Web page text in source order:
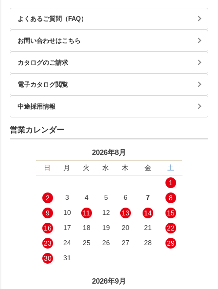
よくあるご質問（FAQ）
お問い合わせはこちら
カタログのご請求
電子カタログ閲覧
中途採用情報
営業カレンダー
2026年8月
日 月 火 水 木 金
土
1
2
3 4 5 6 7
8
9
10 11 12 13 14
15
16
17 18 19 20 21
22
23
24 25 26 27 28
29
30
31
2026年9月